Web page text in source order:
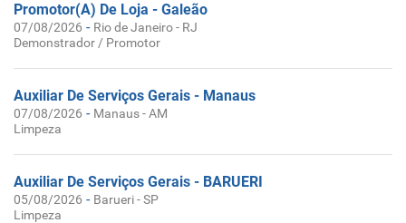
Promotor(A) De Loja - Galeão
07/08/2026 - Rio de Janeiro - RJ
Demonstrador / Promotor
Auxiliar De Serviços Gerais - Manaus
07/08/2026 - Manaus - AM
Limpeza
Auxiliar De Serviços Gerais - BARUERI
05/08/2026 - Barueri - SP
Limpeza